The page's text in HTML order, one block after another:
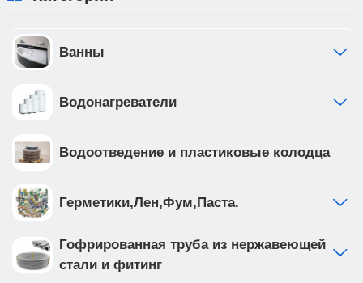
Ванны
Водонагреватели
Водоотведение и пластиковые колодца
Герметики,Лен,Фум,Паста.
Гофрированная труба из нержавеющей
стали и фитинг